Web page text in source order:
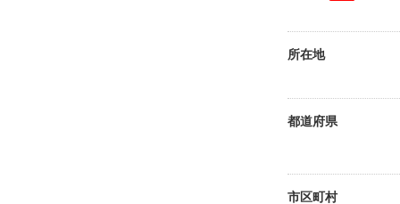
所在地
都道府県
市区町村